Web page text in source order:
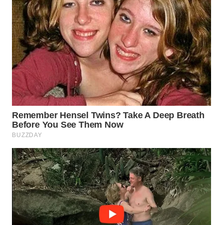
WN
GORONTALO
WN
SULUT
WN
MALUKU
WN
MALUT
WN
DAIRI
WN
DANAU
TOBA